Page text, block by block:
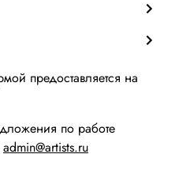
предоставляется на
по работе
admin@artists.ru